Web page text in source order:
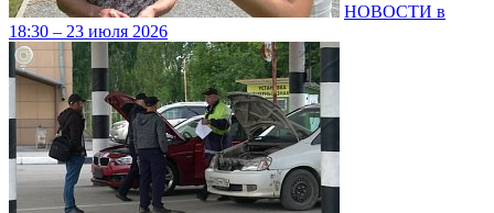
НОВОСТИ в
18:30 – 23 июля 2026